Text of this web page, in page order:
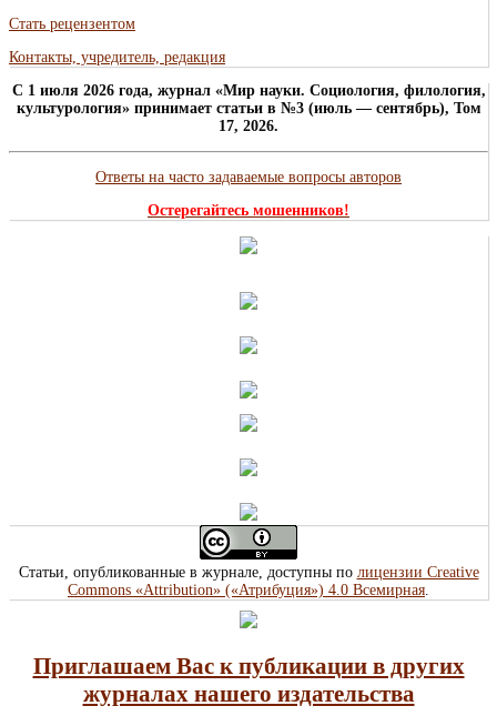
Стать рецензентом
Контакты, учредитель, редакция
C 1 июля 2026 года, журнал «Мир науки. Социология, филология,
культурология» принимает статьи в №3 (июль — сентябрь), Том
17, 2026.
Ответы на часто задаваемые вопросы авторов
Остерегайтесь мошенников!
Статьи, опубликованные в журнале, доступны по лицензии Creative
Commons «Attribution» («Атрибуция») 4.0 Всемирная.
Приглашаем Вас к публикации в других
журналах нашего издательства